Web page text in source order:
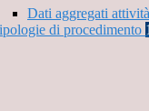
Dati aggregati
di procedimento 1